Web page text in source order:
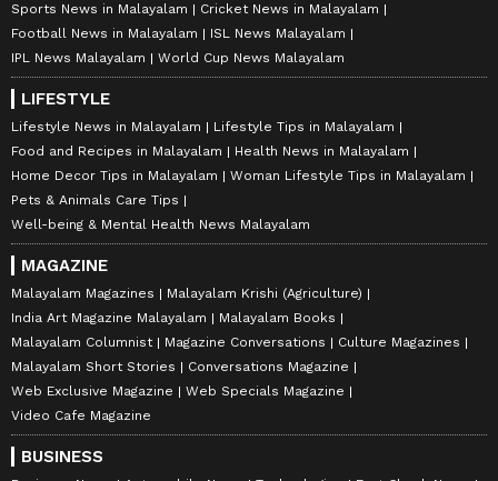
Sports News in Malayalam
Cricket News in Malayalam
Football News in Malayalam
ISL News Malayalam
IPL News Malayalam
World Cup News Malayalam
LIFESTYLE
Lifestyle News in Malayalam
Lifestyle Tips in Malayalam
Food and Recipes in Malayalam
Health News in Malayalam
Home Decor Tips in Malayalam
Woman Lifestyle Tips in Malayalam
Pets & Animals Care Tips
Well-being & Mental Health News Malayalam
MAGAZINE
Malayalam Magazines
Malayalam Krishi (Agriculture)
India Art Magazine Malayalam
Malayalam Books
Malayalam Columnist
Magazine Conversations
Culture Magazines
Malayalam Short Stories
Conversations Magazine
Web Exclusive Magazine
Web Specials Magazine
Video Cafe Magazine
BUSINESS